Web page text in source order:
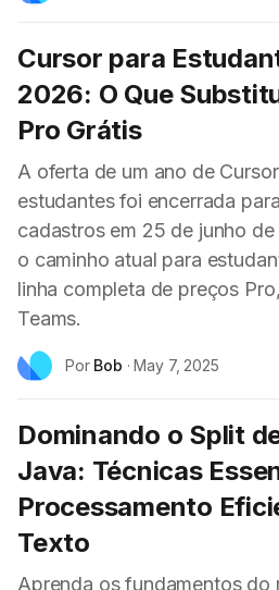
Cursor para
2026: O Que
Pro Grátis
A oferta de um ano de
estudantes foi encerrada
cadastros em 25 de junho
o caminho atual para
linha completa de preços
Teams.
Por Bob ·May 7, 2025
Dominando o Split
Java: Técnicas
Processamento
Texto
Aprenda os fundamentos do